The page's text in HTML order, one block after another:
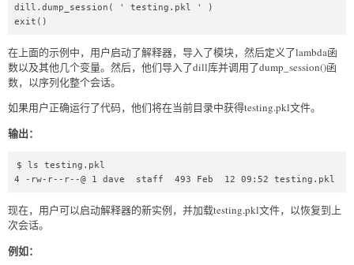
dill.dump_session( ' testing.pkl ' )
exit()
在上面的示例中，用户启动了解释器，导入了模块，然后定义了lambda函
数以及其他几个变量。然后，他们导入了dill库并调用了dump_session()函
数，以序列化整个会话。
如果用户正确运行了代码，他们将在当前目录中获得testing.pkl文件。
输出：
$ ls testing.pkl
4 -rw-r--r--@ 1 dave  staff  493 Feb  12 09:52 testing.pkl
现在，用户可以启动解释器的新实例，并加载testing.pkl文件，以恢复到上
次会话。
例如：